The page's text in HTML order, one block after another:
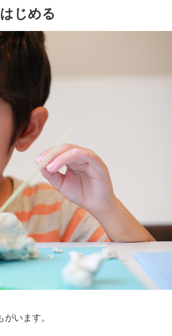
じめる
います。